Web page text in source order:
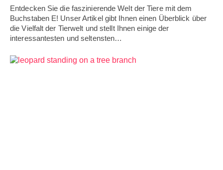
Entdecken Sie die faszinierende Welt der Tiere mit dem
Buchstaben E! Unser Artikel gibt Ihnen einen Überblick über
die Vielfalt der Tierwelt und stellt Ihnen einige der
interessantesten und seltensten…